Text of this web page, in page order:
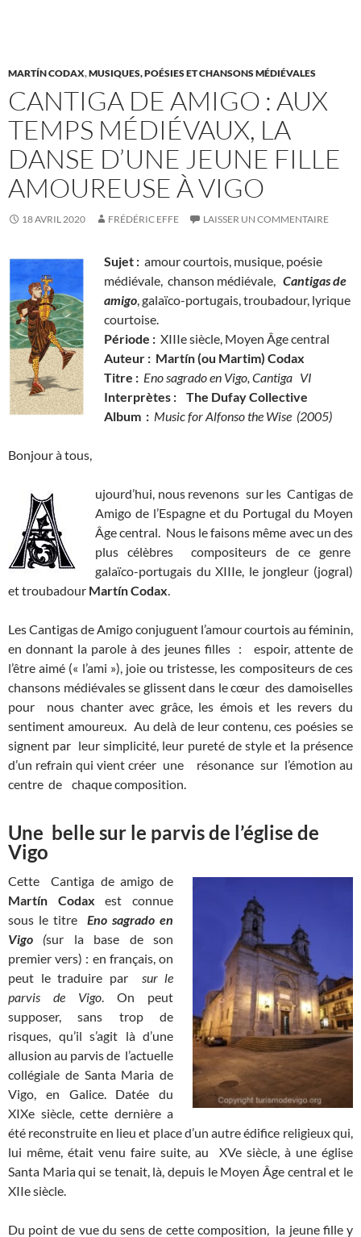
MARTÍN CODAX,MUSIQUES, POÉSIES ET CHANSONS MÉDIÉVALES
CANTIGA DE AMIGO : AUX
TEMPS MÉDIÉVAUX, LA
DANSE D’UNE JEUNE FILLE
AMOUREUSE À VIGO
18 AVRIL 2020 FRÉDÉRIC EFFE LAISSER UN COMMENTAIRE
Sujet : amour courtois, musique, poésie
médiévale, chanson médiévale, Cantigas de
amigo, galaïco-portugais, troubadour, lyrique
courtoise.
Période : XIIIe siècle, Moyen Âge central
Auteur : Martín (ou Martim) Codax
Titre : Eno sagrado en Vigo, Cantiga VI
Interprètes :
The Dufay Collective
Album : Music for Alfonso the Wise (2005)
Bonjour à tous,
ujourd’hui, nous revenons sur les Cantigas de
Amigo de l’Espagne et du Portugal du Moyen
Âge central. Nous le faisons même avec un des
plus célèbres compositeurs de ce genre
galaïco-portugais du XIIIe, le jongleur (jogral)
et troubadour Martín Codax.
Les Cantigas de Amigo conjuguent l’amour courtois au féminin,
en donnant la parole à des jeunes filles : espoir, attente de
l’être aimé (« l’ami »), joie ou tristesse, les compositeurs de ces
chansons médiévales se glissent dans le cœur des damoiselles
pour nous chanter avec grâce, les émois et les revers du
sentiment amoureux. Au delà de leur contenu, ces poésies se
signent par leur simplicité, leur pureté de style et la présence
d’un refrain qui vient créer une résonance sur l’émotion au
centre de chaque composition.
Une belle sur le parvis de l’église de
Vigo
Cette Cantiga de amigo de
Martín Codax est connue
sous le titre Eno sagrado en
Vigo (sur la base de son
premier vers) : en français, on
peut le traduire par sur le
parvis de Vigo. On peut
supposer, sans trop de
risques, qu’il s’agit là d’une
allusion au parvis de l’actuelle
collégiale de Santa Maria de
Vigo, en Galice. Datée du
XIXe siècle, cette dernière a
été reconstruite en lieu et place d’un autre édifice religieux qui,
lui même, était venu faire suite, au XVe siècle, à une église
Santa Maria qui se tenait, là, depuis le Moyen Âge central et le
XIIe siècle.
Du point de vue du sens de cette composition, la jeune fille y